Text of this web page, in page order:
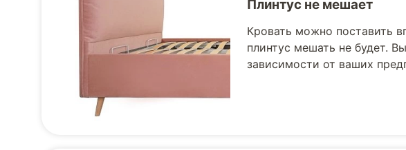
Плинтус не мешает
Кровать можно поставить
плинтус мешать не будет.
зависимости от ваших